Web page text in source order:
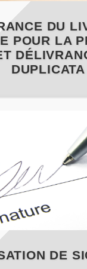
DU
POUR LA
DUPLICATA
DE